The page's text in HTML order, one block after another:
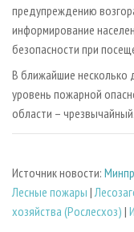
предупреждению
информирование
безопасности при
В ближайшие несколько
уровень пожарной
области – чрезвычайный.
Источник новости:
Лесные пожары |
хозяйства (Рослесхоз) |